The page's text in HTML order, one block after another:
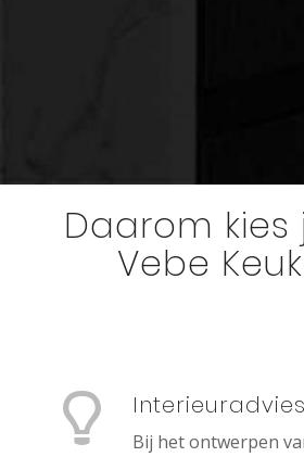
Daarom kies
Vebe
Interieuradvies
Bij het ontwerpen